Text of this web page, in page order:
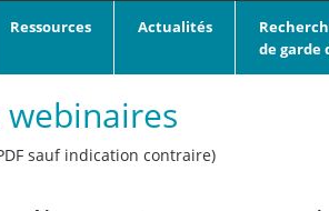
Ressources Actualités
de garde
sauf indication contraire)